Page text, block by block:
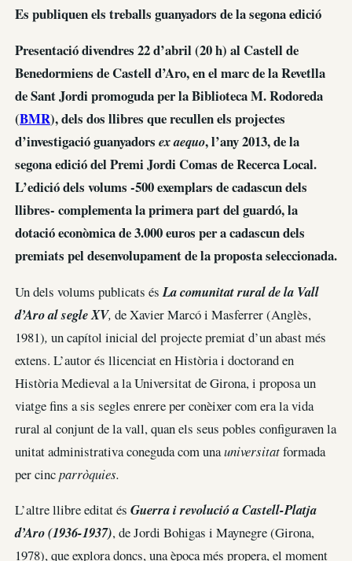
Es publiquen els treballs guanyadors de la segona edició
Presentació divendres 22 d’abril (20 h) al Castell de
Benedormiens de Castell d’Aro, en el marc de la Revetlla
de Sant Jordi promoguda per la Biblioteca M. Rodoreda
(BMR), dels dos llibres que recullen els projectes
d’investigació guanyadors ex aequo, l’any 2013, de la
segona edició del Premi Jordi Comas de Recerca Local.
L’edició dels volums -500 exemplars de cadascun dels
llibres- complementa la primera part del guardó, la
dotació econòmica de 3.000 euros per a cadascun dels
premiats pel desenvolupament de la proposta seleccionada.
Un dels volums publicats és La comunitat rural de la Vall
d’Aro al segle XV, de Xavier Marcó i Masferrer (Anglès,
1981), un capítol inicial del projecte premiat d’un abast més
extens. L’autor és llicenciat en Història i doctorand en
Història Medieval a la Universitat de Girona, i proposa un
viatge fins a sis segles enrere per conèixer com era la vida
rural al conjunt de la vall, quan els seus pobles configuraven la
unitat administrativa coneguda com unauniversitatformada
per cincparròquies.
L’altre llibre editat és Guerra i revolució a Castell-Platja
d’Aro (1936-1937), de Jordi Bohigas i Maynegre (Girona,
1978), que explora doncs, una època més propera, el moment